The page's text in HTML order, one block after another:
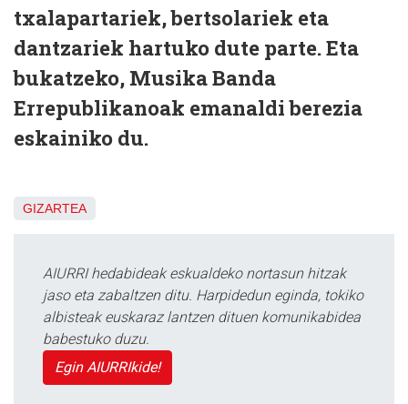
txalapartariek, bertsolariek eta
dantzariek hartuko dute parte. Eta
bukatzeko, Musika Banda
Errepublikanoak emanaldi berezia
eskainiko du.
GIZARTEA
AIURRI hedabideak eskualdeko nortasun hitzak
jaso eta zabaltzen ditu. Harpidedun eginda, tokiko
albisteak euskaraz lantzen dituen komunikabidea
babestuko duzu.
Egin AIURRIkide!